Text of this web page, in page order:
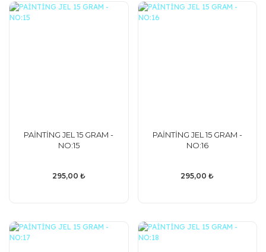
PAİNTİNG JEL 15 GRAM -
NO:15
295,00 ₺
PAİNTİNG JEL 15 GRAM -
NO:16
295,00 ₺